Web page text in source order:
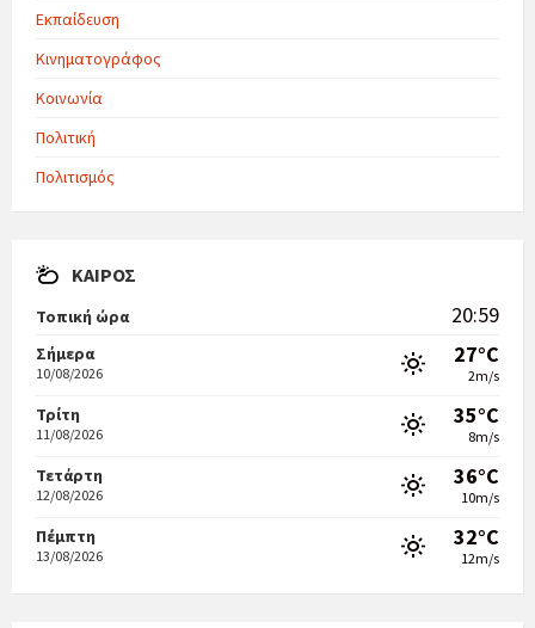
Εκπαίδευση
Κινηματογράφος
Κοινωνία
Πολιτική
Πολιτισμός
ΚΑΙΡΌΣ
Τοπική ώρα 20:59
Σήμερα
10/08/2026
27°C
2m/s
Τρίτη
11/08/2026
35°C
8m/s
Τετάρτη
12/08/2026
36°C
10m/s
Πέμπτη
13/08/2026
32°C
12m/s